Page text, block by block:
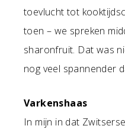
toevlucht tot
toen – we spreken
sharonfruit. Dat was
nog veel spannender
Varkenshaas
In mijn in dat